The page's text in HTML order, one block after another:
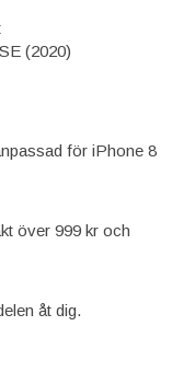
(2020)
för iPhone 8
över 999 kr och
åt dig.